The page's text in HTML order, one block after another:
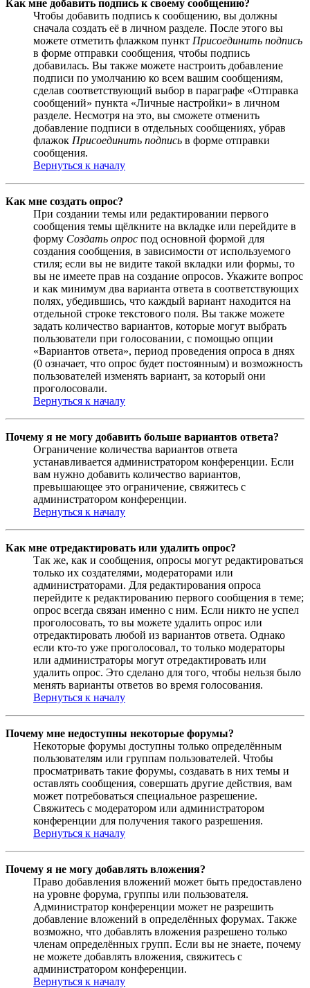
Как мне добавить подпись к своему сообщению?
Чтобы добавить подпись к сообщению, вы должны
сначала создать её в личном разделе. После этого вы
можете отметить флажком пункт Присоединить подпись
в форме отправки сообщения, чтобы подпись
добавилась. Вы также можете настроить добавление
подписи по умолчанию ко всем вашим сообщениям,
сделав соответствующий выбор в параграфе «Отправка
сообщений» пункта «Личные настройки» в личном
разделе. Несмотря на это, вы сможете отменить
добавление подписи в отдельных сообщениях, убрав
флажок Присоединить подпись в форме отправки
сообщения.
Вернуться к началу
Как мне создать опрос?
При создании темы или редактировании первого
сообщения темы щёлкните на вкладке или перейдите в
форму Создать опрос под основной формой для
создания сообщения, в зависимости от используемого
стиля; если вы не видите такой вкладки или формы, то
вы не имеете прав на создание опросов. Укажите вопрос
и как минимум два варианта ответа в соответствующих
полях, убедившись, что каждый вариант находится на
отдельной строке текстового поля. Вы также можете
задать количество вариантов, которые могут выбрать
пользователи при голосовании, с помощью опции
«Вариантов ответа», период проведения опроса в днях
(0 означает, что опрос будет постоянным) и возможность
пользователей изменять вариант, за который они
проголосовали.
Вернуться к началу
Почему я не могу добавить больше вариантов ответа?
Ограничение количества вариантов ответа
устанавливается администратором конференции. Если
вам нужно добавить количество вариантов,
превышающее это ограничение, свяжитесь с
администратором конференции.
Вернуться к началу
Как мне отредактировать или удалить опрос?
Так же, как и сообщения, опросы могут редактироваться
только их создателями, модераторами или
администраторами. Для редактирования опроса
перейдите к редактированию первого сообщения в теме;
опрос всегда связан именно с ним. Если никто не успел
проголосовать, то вы можете удалить опрос или
отредактировать любой из вариантов ответа. Однако
если кто-то уже проголосовал, то только модераторы
или администраторы могут отредактировать или
удалить опрос. Это сделано для того, чтобы нельзя было
менять варианты ответов во время голосования.
Вернуться к началу
Почему мне недоступны некоторые форумы?
Некоторые форумы доступны только определённым
пользователям или группам пользователей. Чтобы
просматривать такие форумы, создавать в них темы и
оставлять сообщения, совершать другие действия, вам
может потребоваться специальное разрешение.
Свяжитесь с модератором или администратором
конференции для получения такого разрешения.
Вернуться к началу
Почему я не могу добавлять вложения?
Право добавления вложений может быть предоставлено
на уровне форума, группы или пользователя.
Администратор конференции может не разрешить
добавление вложений в определённых форумах. Также
возможно, что добавлять вложения разрешено только
членам определённых групп. Если вы не знаете, почему
не можете добавлять вложения, свяжитесь с
администратором конференции.
Вернуться к началу